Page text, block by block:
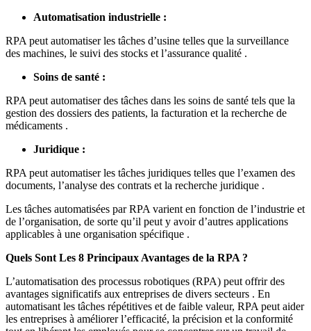
Automatisation industrielle :
RPA peut automatiser les tâches d’usine telles que la surveillance
des machines, le suivi des stocks et l’assurance qualité .
Soins de santé :
RPA peut automatiser des tâches dans les soins de santé tels que la
gestion des dossiers des patients, la facturation et la recherche de
médicaments .
Juridique :
RPA peut automatiser les tâches juridiques telles que l’examen des
documents, l’analyse des contrats et la recherche juridique .
Les tâches automatisées par RPA varient en fonction de l’industrie et
de l’organisation, de sorte qu’il peut y avoir d’autres applications
applicables à une organisation spécifique .
Quels Sont Les 8 Principaux Avantages de la RPA ?
L’automatisation des processus robotiques (RPA) peut offrir des
avantages significatifs aux entreprises de divers secteurs . En
automatisant les tâches répétitives et de faible valeur, RPA peut aider
les entreprises à améliorer l’efficacité, la précision et la conformité